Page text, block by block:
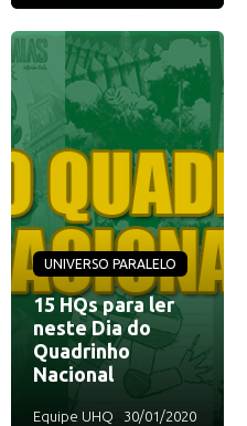
UNIVERSO PARALELO
15 HQs para ler
neste Dia do
Quadrinho
Nacional
Equipe UHQ 30/01/2020